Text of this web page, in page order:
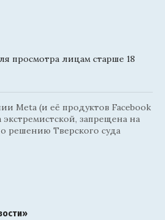
просмотра лицам старше 18
Meta (и её продуктов Facebook
запрещена на
решению Тверского суда